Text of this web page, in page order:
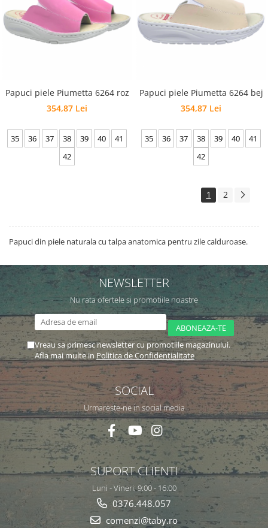
Papuci piele Piumetta 6264 roz
354,87 Lei
35 36 37 38 39 40
41
42
Papuci piele Piumetta 6264 bej
354,87 Lei
35 36 37 38 39 40
41
42
1 2
Papuci din piele naturala cu talpa anatomica pentru zile calduroase.
NEWSLETTER
Nu rata ofertele si promotiile noastre
Vreau sa primesc newsletter cu promotiile magazinului.
Afla mai multe in Politica de Confidentialitate
SOCIAL
Urmareste-ne in social media
SUPORT CLIENTI
Luni - Vineri: 9:00 - 16:00
0376.448.057
comenzi@taby.ro